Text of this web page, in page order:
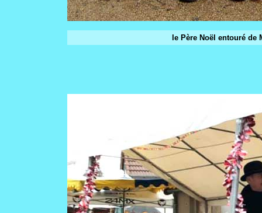
le Père Noël entouré de